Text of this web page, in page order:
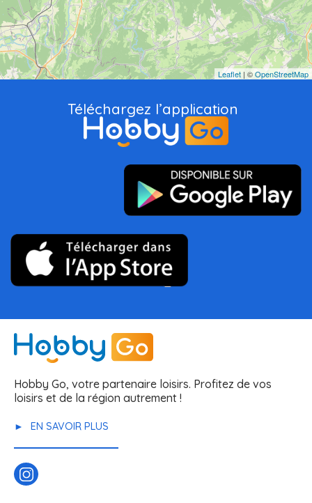
Leaflet | ©OpenStreetMap
Téléchargez l’application
Hobby Go, votre partenaire loisirs. Profitez de vos
loisirs et de la région autrement !
EN SAVOIR PLUS